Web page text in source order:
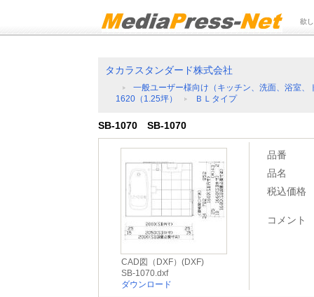
欲
タカラスタンダード株式会社
一般ユーザー様向け（キッチン、洗面、浴室、
1620（1.25坪）
ＢＬタイプ
SB-1070 SB-1070
CAD図（DXF）(DXF)
SB-1070.dxf
ダウンロード
品番
品名
税込価格
コメント